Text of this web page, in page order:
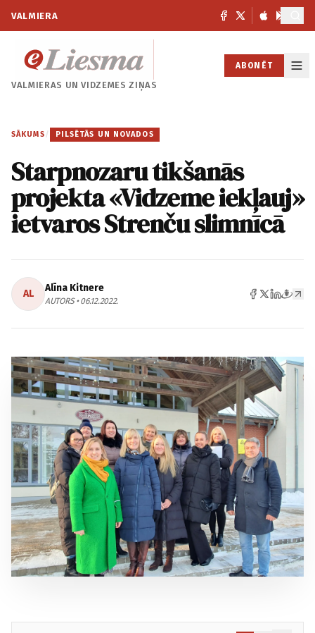
VALMIERA
VALMIERAS UNVIDZEMES ZIŅAS
ABONĒT
SĀKUMS / PILSĒTĀS UN NOVADOS
Starpnozaru tikšanās
projekta «Vidzeme iekļauj»
ietvaros Strenču slimnīcā
AL Alīna Kitnere
AUTORS • 06.12.2022.